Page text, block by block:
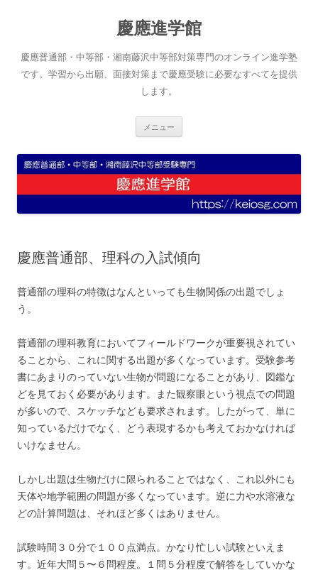
へ
ス
キ
慶應進学館
慶應普通部・中等部・湘南藤沢中等部対策専門のオンライン進学塾
です。学習から出願、面接対策まで慶應受験に必要なすべてを提供
します。
メニュー
慶應普通部、理科の入試傾向
普通部の理科の特徴はなんといっても生物関係の出題でしょ
う。
普通部の理科教育においてフィールドワークが重要視されてい
ることから、これに関する出題が多くなっています。受験参考
書にあまりのっていない生物が問題になることがあり、図鑑な
どを見ておく必要があります。また観察眼という視点での問題
が多いので、スケッチなども要求されます。したがって、単に
知っているだけでなく、どう表現するかも考えておかなければ
いけなません。
しかし出題は生物だけに限られることではなく、これ以外にも
天体や地学範囲の問題が多くなっています。逆に力や水溶液な
どの計算問題は、それほど多くはありません。
試験時間３０分で１００点満点。かなり忙しい試験といえま
す。近年大問５〜６問程度。１問５分程度で解答をしていかな